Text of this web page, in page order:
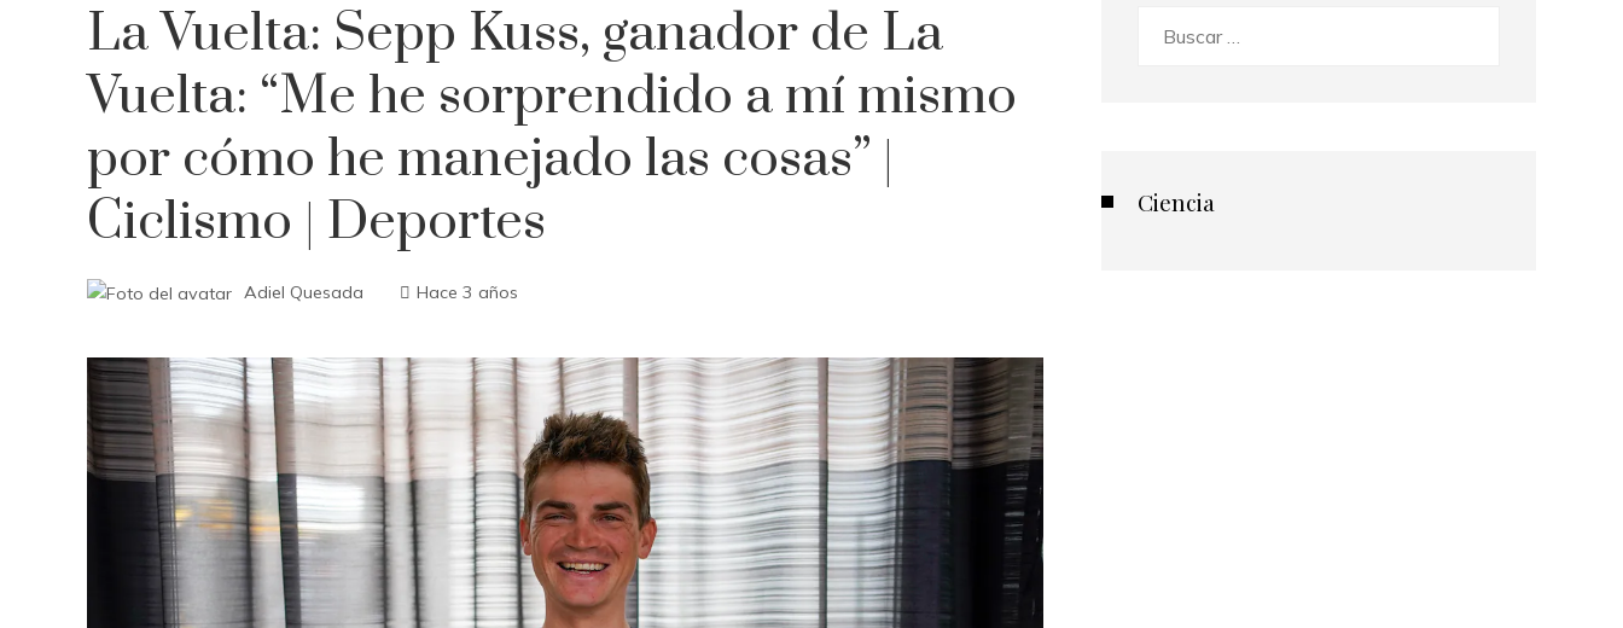
La Vuelta: Sepp Kuss, ganador de La
Vuelta: “Me he sorprendido a mí mismo
por cómo he manejado las cosas” |
Ciclismo | Deportes
Adiel Quesada Hace 3 años
Ciencia